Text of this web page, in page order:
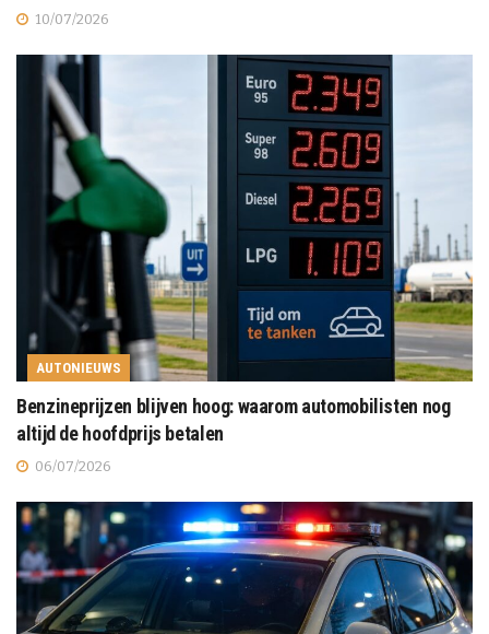
10/07/2026
AUTONIEUWS
Benzineprijzen blijven hoog: waarom automobilisten nog
altijd de hoofdprijs betalen
06/07/2026